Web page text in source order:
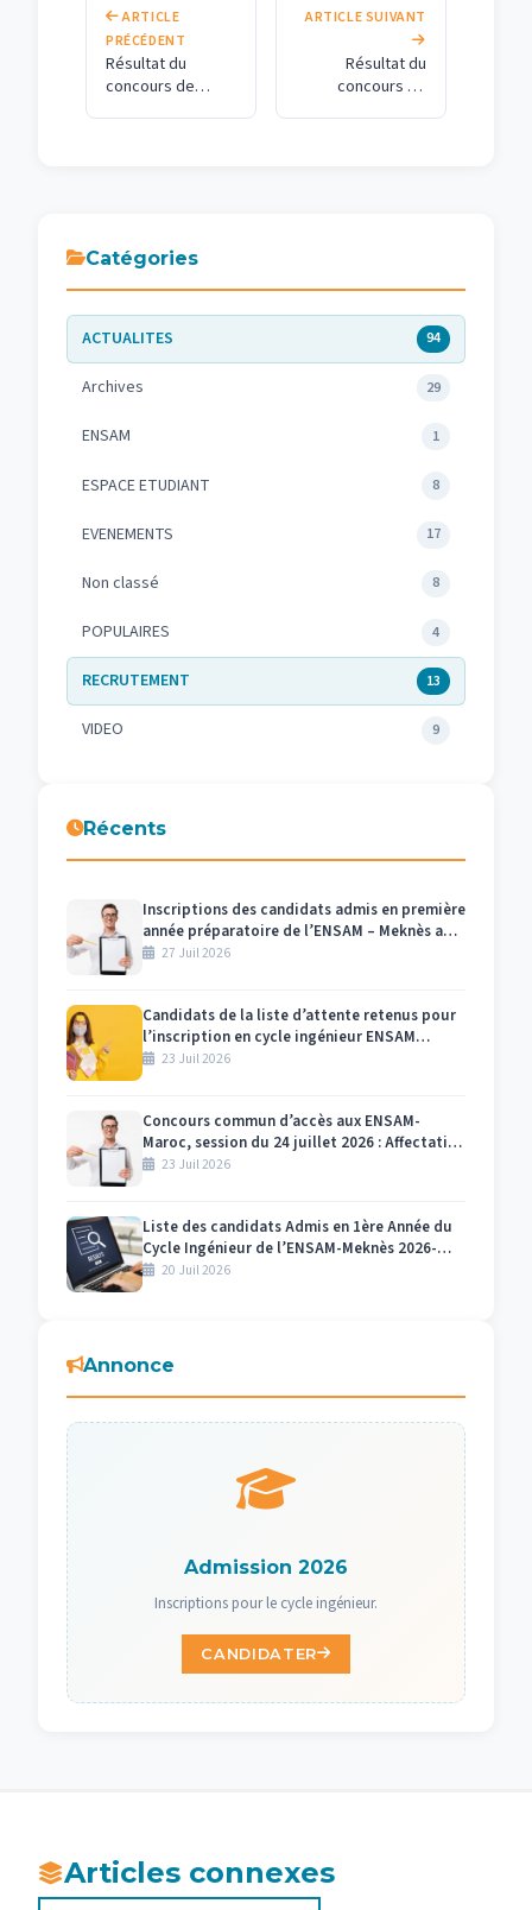
Catégories
ACTUALITES 94
Archives 29
ENSAM 1
ESPACE ETUDIANT 8
EVENEMENTS 17
Non classé 8
POPULAIRES 4
RECRUTEMENT 13
VIDEO 9
Récents
Inscriptions des candidats admis en première
année préparatoire de l’ENSAM – Meknès au
titre de l’année universitaire 2026/2027
27 Juil 2026
Candidats de la liste d’attente retenus pour
l’inscription en cycle ingénieur ENSAM
Meknès 2026-2027
23 Juil 2026
Concours commun d’accès aux ENSAM-
Maroc, session du 24 juillet 2026 : Affectation
des numéros des candidats et des salles par
23 Juil 2026
Liste des candidats Admis en 1ère Année du
Cycle Ingénieur de l’ENSAM-Meknès 2026-
202720 Juil 2026
Annonce
Admission 2026
Inscriptions pour le cycle ingénieur.
CANDIDATER
ARTICLE
PRÉCÉDENT
Résultat du
concours de
ARTICLE SUIVANT
Résultat du
concours de
Articles connexes